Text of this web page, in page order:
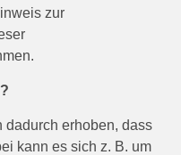
zur
dadurch erhoben, dass
kann es sich z. B. um